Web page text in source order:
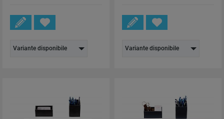
Variante disponibile Variante disponibile